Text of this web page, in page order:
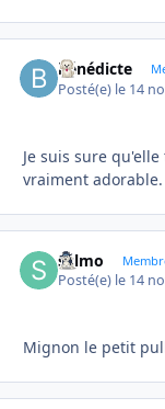
bénédicte
Posté(e) le 14
Je suis sure
vraiment adorable.
sylmo
Posté(e) le 14
Mignon le petit